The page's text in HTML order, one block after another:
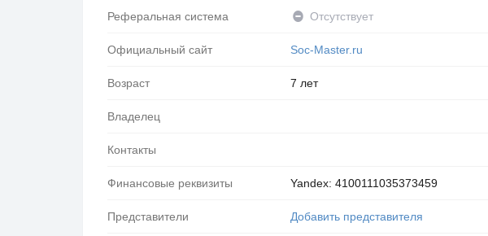
Реферальная система Отсутствует
Официальный сайт Soc-Master.ru
Возраст 7 лет
Владелец
Контакты
Финансовые реквизиты Yandex: 4100111035373459
Представители Добавить представителя